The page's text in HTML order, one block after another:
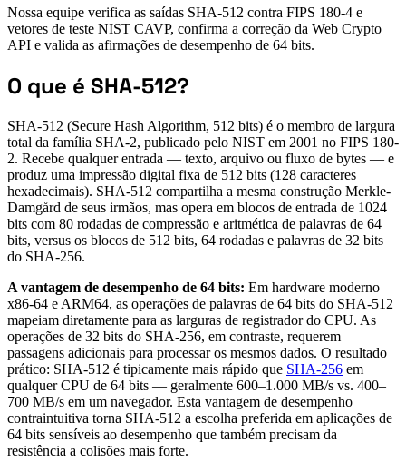
Nossa equipe verifica as saídas SHA-512 contra FIPS 180-4 e
vetores de teste NIST CAVP, confirma a correção da Web Crypto
API e valida as afirmações de desempenho de 64 bits.
O que é SHA-512?
SHA-512 (Secure Hash Algorithm, 512 bits) é o membro de largura
total da família SHA-2, publicado pelo NIST em 2001 no FIPS 180-
2. Recebe qualquer entrada — texto, arquivo ou fluxo de bytes — e
produz uma impressão digital fixa de 512 bits (128 caracteres
hexadecimais). SHA-512 compartilha a mesma construção Merkle-
Damgård de seus irmãos, mas opera em blocos de entrada de 1024
bits com 80 rodadas de compressão e aritmética de palavras de 64
bits, versus os blocos de 512 bits, 64 rodadas e palavras de 32 bits
do SHA-256.
A vantagem de desempenho de 64 bits: Em hardware moderno
x86-64 e ARM64, as operações de palavras de 64 bits do SHA-512
mapeiam diretamente para as larguras de registrador do CPU. As
operações de 32 bits do SHA-256, em contraste, requerem
passagens adicionais para processar os mesmos dados. O resultado
prático: SHA-512 é tipicamente mais rápido que SHA-256 em
qualquer CPU de 64 bits — geralmente 600–1.000 MB/s vs. 400–
700 MB/s em um navegador. Esta vantagem de desempenho
contraintuitiva torna SHA-512 a escolha preferida em aplicações de
64 bits sensíveis ao desempenho que também precisam da
resistência a colisões mais forte.